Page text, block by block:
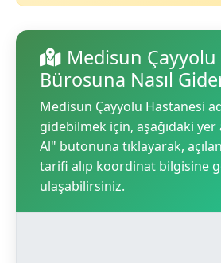
Medisun
Bürosuna Nasıl
Medisun Çayyolu Hastanesi
gidebilmek için, aşağıdaki yer
Al" butonuna tıklayarak,
tarifi alıp koordinat bilgisine
ulaşabilirsiniz.